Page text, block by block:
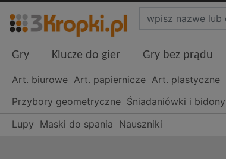
Gry Klucze do gier Gry bez prądu
Art. biurowe Art. papiernicze Art. plastyczne
Przybory geometryczne Śniadaniówki i bidony
Lupy Maski do spania Nauszniki